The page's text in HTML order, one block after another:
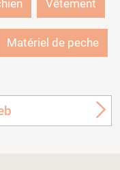
Vêtement
Matériel de peche